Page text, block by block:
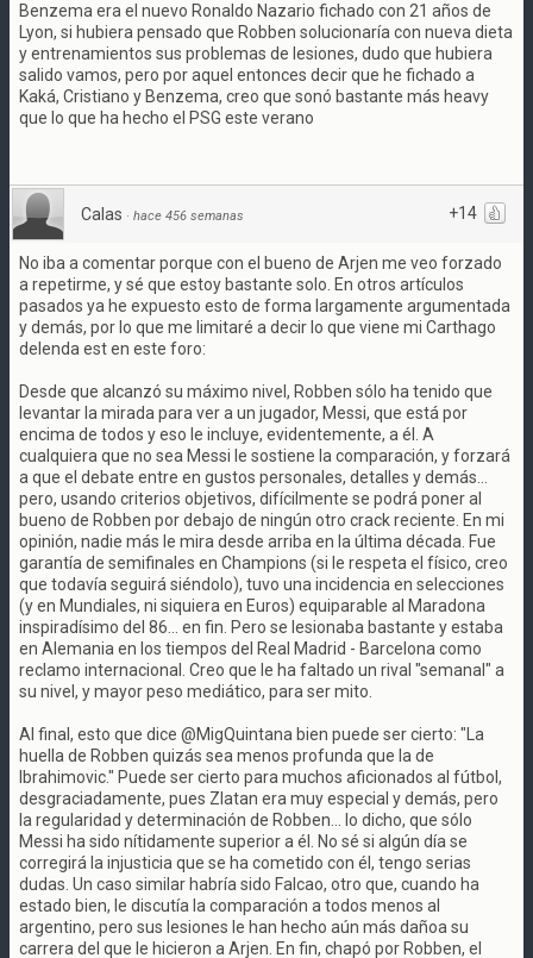
Benzema era el nuevo Ronaldo Nazario fichado con 21 años de
Lyon, si hubiera pensado que Robben solucionaría con nueva dieta
y entrenamientos sus problemas de lesiones, dudo que hubiera
salido vamos, pero por aquel entonces decir que he fichado a
Kaká, Cristiano y Benzema, creo que sonó bastante más heavy
que lo que ha hecho el PSG este verano
+14
Calas · hace 456 semanas
No iba a comentar porque con el bueno de Arjen me veo forzado
a repetirme, y sé que estoy bastante solo. En otros artículos
pasados ya he expuesto esto de forma largamente argumentada
y demás, por lo que me limitaré a decir lo que viene mi Carthago
delenda est en este foro:
Desde que alcanzó su máximo nivel, Robben sólo ha tenido que
levantar la mirada para ver a un jugador, Messi, que está por
encima de todos y eso le incluye, evidentemente, a él. A
cualquiera que no sea Messi le sostiene la comparación, y forzará
a que el debate entre en gustos personales, detalles y demás...
pero, usando criterios objetivos, difícilmente se podrá poner al
bueno de Robben por debajo de ningún otro crack reciente. En mi
opinión, nadie más le mira desde arriba en la última década. Fue
garantía de semifinales en Champions (si le respeta el físico, creo
que todavía seguirá siéndolo), tuvo una incidencia en selecciones
(y en Mundiales, ni siquiera en Euros) equiparable al Maradona
inspiradísimo del 86... en fin. Pero se lesionaba bastante y estaba
en Alemania en los tiempos del Real Madrid - Barcelona como
reclamo internacional. Creo que le ha faltado un rival "semanal" a
su nivel, y mayor peso mediático, para ser mito.
Al final, esto que dice @MigQuintana bien puede ser cierto: "La
huella de Robben quizás sea menos profunda que la de
Ibrahimovic." Puede ser cierto para muchos aficionados al fútbol,
desgraciadamente, pues Zlatan era muy especial y demás, pero
la regularidad y determinación de Robben... lo dicho, que sólo
Messi ha sido nítidamente superior a él. No sé si algún día se
corregirá la injusticia que se ha cometido con él, tengo serias
dudas. Un caso similar habría sido Falcao, otro que, cuando ha
estado bien, le discutía la comparación a todos menos al
argentino, pero sus lesiones le han hecho aún más dañoa su
carrera del que le hicieron a Arjen. En fin, chapó por Robben, el